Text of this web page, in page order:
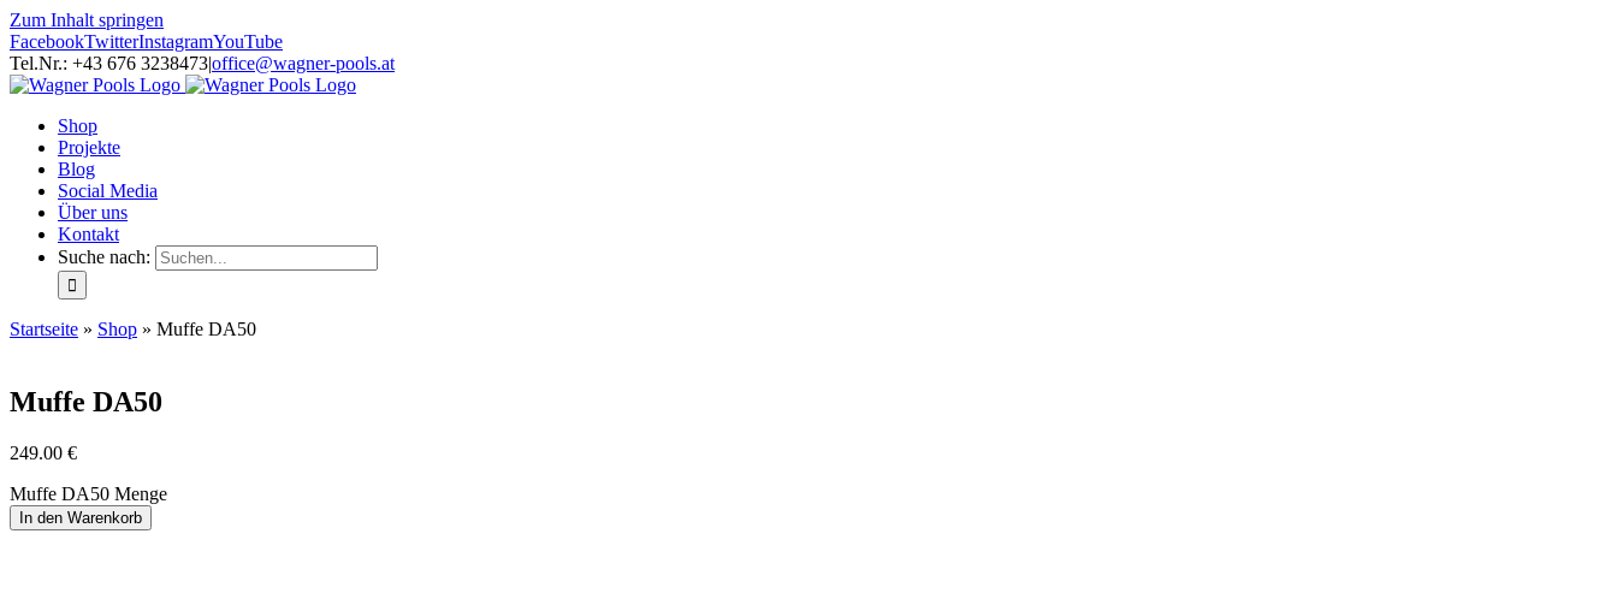
Zum Inhalt springen
FacebookTwitterInstagramYouTube
Tel.Nr.: +43 676 3238473|office@wagner-pools.at
Shop
Projekte
Blog
Social Media
Über uns
Kontakt
Suche nach:
Startseite » Shop » Muffe DA50
Muffe DA50
249.00 €
Muffe DA50 Menge
In den Warenkorb